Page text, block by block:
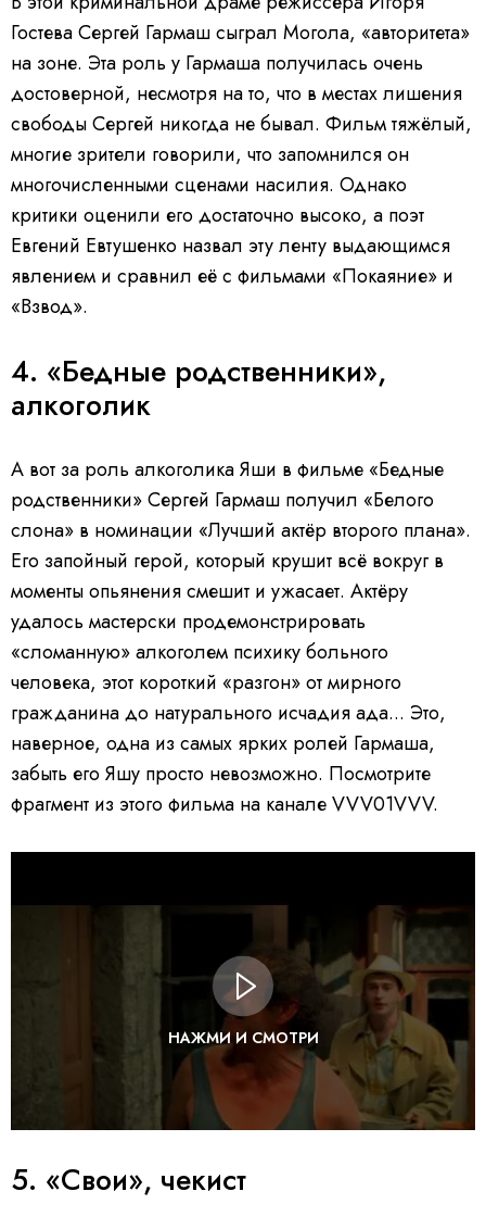
Гостева Сергей Гармаш сыграл Могола, «авторитета»
на зоне. Эта роль у Гармаша получилась очень
достоверной, несмотря на то, что в местах лишения
свободы Сергей никогда не бывал. Фильм тяжёлый,
многие зрители говорили, что запомнился он
многочисленными сценами насилия. Однако
критики оценили его достаточно высоко, а поэт
Евгений Евтушенко назвал эту ленту выдающимся
явлением и сравнил её с фильмами «Покаяние» и
«Взвод».
4. «Бедные родственники»,
алкоголик
А вот за роль алкоголика Яши в фильме «Бедные
родственники» Сергей Гармаш получил «Белого
слона» в номинации «Лучший актёр второго плана».
Его запойный герой, который крушит всё вокруг в
моменты опьянения смешит и ужасает. Актёру
удалось мастерски продемонстрировать
«сломанную» алкоголем психику больного
человека, этот короткий «разгон» от мирного
гражданина до натурального исчадия ада... Это,
наверное, одна из самых ярких ролей Гармаша,
забыть его Яшу просто невозможно. Посмотрите
фрагмент из этого фильма на канале VVV01VVV.
НАЖМИ И СМОТРИ
5. «Свои», чекист